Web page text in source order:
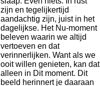
zijn en tegelijkertijd
aandachtig zijn, juist in het
dagelijkse. Het Nu-moment
beleven waarin we altijd
vertoeven en dat
verinnerlijken. Want als we
ooit willen genieten, kan dat
alleen in Dit moment. Dit
beeld herinnert je daaraan